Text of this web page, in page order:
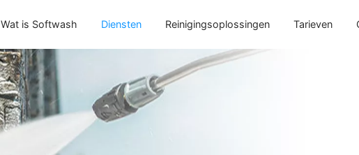
Wat is Softwash Diensten Reinigingsoplossingen Tarieven